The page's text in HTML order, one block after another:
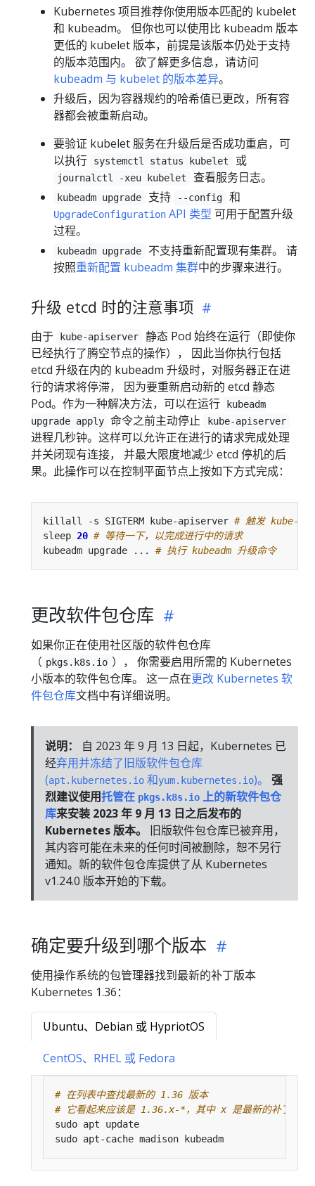
Kubernetes 项目推荐你使用版本匹配的 kubelet
和 kubeadm。 但你也可以使用比 kubeadm 版本
更低的 kubelet 版本，前提是该版本仍处于支持
的版本范围内。 欲了解更多信息，请访问
kubeadm 与 kubelet 的版本差异。
升级后，因为容器规约的哈希值已更改，所有容
器都会被重新启动。
要验证 kubelet 服务在升级后是否成功重启，可
以执行
systemctl status kubelet 或
journalctl -xeu kubelet 查看服务日志。
kubeadm upgrade 支持 --config 和
UpgradeConfiguration API 类型 可用于配置升级
过程。
kubeadm upgrade
不支持重新配置现有集群。 请
按照重新配置 kubeadm 集群中的步骤来进行。
升级 etcd 时的注意事项
由于 kube-apiserver
静态 Pod 始终在运行（即使你
已经执行了腾空节点的操作）， 因此当你执行包括
etcd 升级在内的 kubeadm 升级时，对服务器正在进
行的请求将停滞， 因为要重新启动新的 etcd 静态
Pod。作为一种解决方法，可以在运行
kubeadm
upgrade apply 命令之前主动停止 kube-apiserver
进程几秒钟。这样可以允许正在进行的请求完成处理
并关闭现有连接， 并最大限度地减少 etcd 停机的后
果。此操作可以在控制平面节点上按如下方式完成：
killall -s SIGTERM kube-apiserver # 触发 kube-
sleep 20 # 等待一下，以完成进行中的请求
kubeadm upgrade ... # 执行 kubeadm 升级命令
更改软件包仓库
如果你正在使用社区版的软件包仓库
（ pkgs.k8s.io ）， 你需要启用所需的 Kubernetes
小版本的软件包仓库。 这一点在更改 Kubernetes 软
件包仓库文档中有详细说明。
说明：
自 2023 年 9 月 13 日起，Kubernetes 已
经弃用并冻结了旧版软件包仓库
(apt.kubernetes.io 和yum.kubernetes.io)。
强
烈建议使用托管在 pkgs.k8s.io 上的新软件包仓
库来安装 2023 年 9 月 13 日之后发布的
Kubernetes 版本。
旧版软件包仓库已被弃用，
其内容可能在未来的任何时间被删除，恕不另行
通知。新的软件包仓库提供了从 Kubernetes
v1.24.0 版本开始的下载。
确定要升级到哪个版本
使用操作系统的包管理器找到最新的补丁版本
Kubernetes 1.36：
Ubuntu、Debian 或 HypriotOS
CentOS、RHEL 或 Fedora
# 在列表中查找最新的 1.36 版本
# 它看起来应该是 1.36.x-*，其中 x 是最新的补丁版本